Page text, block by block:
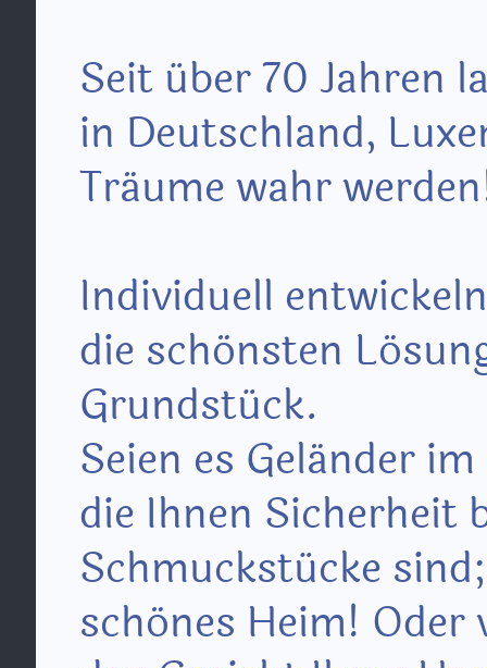
Seit über 70 Jahren
in Deutschland,
Träume wahr
Individuell
die schönsten
Grundstück.
Seien es Geländer
die Ihnen Sicherheit
Schmuckstücke
schönes Heim! Oder